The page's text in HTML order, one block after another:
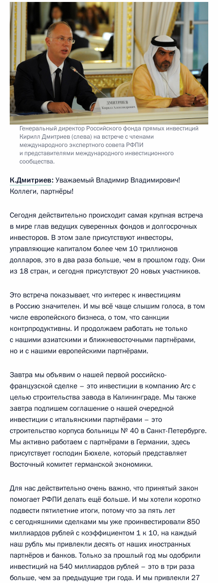
Генеральный директор Российского фонда прямых инвестиций
Кирилл Дмитриев (слева) на встрече с членами
международного экспертного совета РФПИ
и представителями международного инвестиционного
сообщества.
К.Дмитриев: Уважаемый Владимир Владимирович!
Коллеги, партнёры!
Сегодня действительно происходит самая крупная встреча
в мире глав ведущих суверенных фондов и долгосрочных
инвесторов. В этом зале присутствуют инвесторы,
управляющие капиталом более чем 10 триллионов
долларов, это в два раза больше, чем в прошлом году. Они
из 18 стран, и сегодня присутствуют 20 новых участников.
Это встреча показывает, что интерес к инвестициям
в Россию значителен. И мы всё чаще слышим голоса, в том
числе европейского бизнеса, о том, что санкции
контрпродуктивны. И продолжаем работать не только
с нашими азиатскими и ближневосточными партнёрами,
но и с нашими европейскими партнёрами.
Завтра мы объявим о нашей первой российско-
французской сделке – это инвестиции в компанию Arc c
целью строительства завода в Калининграде. Мы также
завтра подпишем соглашение о нашей очередной
инвестиции с итальянскими партнёрами – это
строительство корпуса больницы № 40 в Санкт-Петербурге.
Мы активно работаем с партнёрами в Германии, здесь
присутствует господин Бюхеле, который представляет
Восточный комитет германской экономики.
Для нас действительно очень важно, что принятый закон
помогает РФПИ делать ещё больше. И мы хотели коротко
подвести пятилетние итоги, потому что за пять лет
с сегодняшними сделками мы уже проинвестировали 850
миллиардов рублей с коэффициентом 1 к 10, на каждый
наш рубль мы привлекли десять от наших иностранных
партнёров и банков. Только за прошлый год мы одобрили
инвестиций на 540 миллиардов рублей – это в три раза
больше, чем за предыдущие три года. И мы привлекли 27